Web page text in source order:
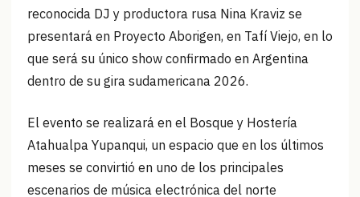
reconocida DJ y productora rusa Nina Kraviz se
presentará en Proyecto Aborigen, en Tafí Viejo, en lo
que será su único show confirmado en Argentina
dentro de su gira sudamericana 2026.
El evento se realizará en el Bosque y Hostería
Atahualpa Yupanqui, un espacio que en los últimos
meses se convirtió en uno de los principales
escenarios de música electrónica del norte